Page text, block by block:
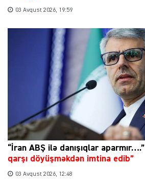
03 Avqust 2026, 19:59
“İran ABŞ ilə danışıqlar aparmır….”
qarşı döyüşməkdən imtina edib”
03 Avqust 2026, 12:48